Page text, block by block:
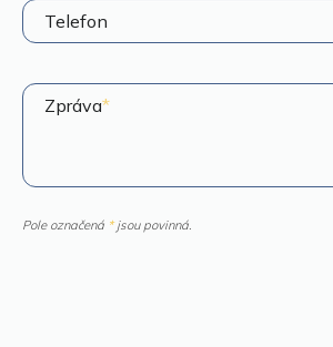
Telefon
Zpráva*
Pole označená *jsou povinná.